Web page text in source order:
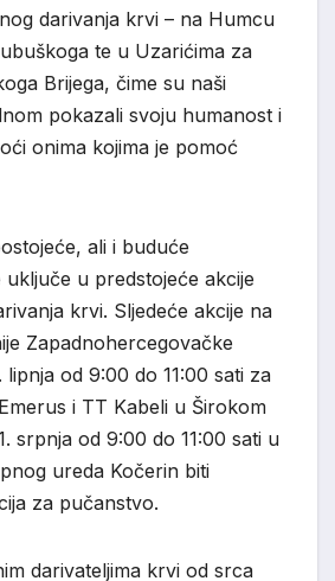
darivanja krvi – na Humcu
te u Uzarićima za
Brijega, čime su naši
pokazali svoju humanost i
onima kojima je pomoć
ali i buduće
uključe u predstojeće akcije
krvi. Sljedeće akcije na
Zapadnohercegovačke
od 9:00 do 11:00 sati za
i TT Kabeli u Širokom
srpnja od 9:00 do 11:00 sati u
ureda Kočerin biti
za pučanstvo.
darivateljima krvi od srca